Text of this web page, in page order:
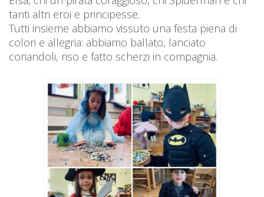
tanti altri eroi e principesse.
Tutti insieme abbiamo vissuto una festa piena di
colori e allegria: abbiamo ballato, lanciato
coriandoli, riso e fatto scherzi in compagnia.